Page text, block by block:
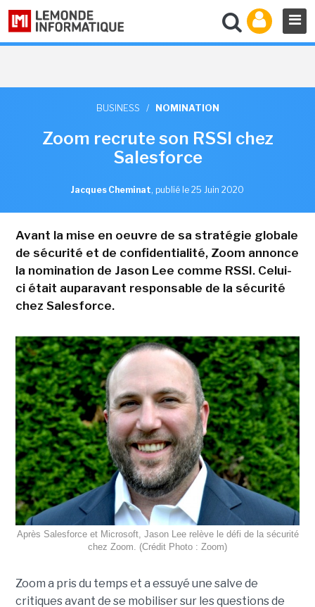
BUSINESS / NOMINATION
Zoom recrute son RSSI chez
Salesforce
Jacques Cheminat, publié le 25 Juin 2020
Avant la mise en oeuvre de sa stratégie globale
de sécurité et de confidentialité, Zoom annonce
la nomination de Jason Lee comme RSSI. Celui-
ci était auparavant responsable de la sécurité
chez Salesforce.
Après Salesforce et Microsoft, Jason Lee relève le défi de la sécurité
chez Zoom. (Crédit Photo : Zoom)
Zoom a pris du temps et a essuyé une salve de
critiques avant de se mobiliser sur les questions de